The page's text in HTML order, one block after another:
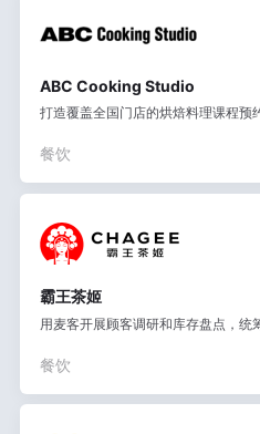
ABC Cooking Studio
打造覆盖全国门店的烘焙料理课程预
餐饮
霸王茶姬
用麦客开展顾客调研和库存盘点，统
餐饮